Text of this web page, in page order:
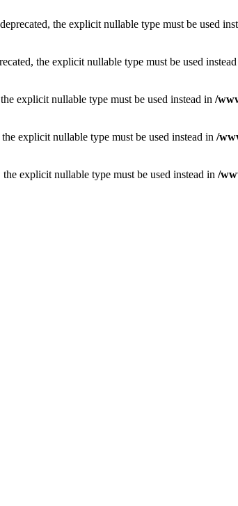
the explicit nullable type must be used
the explicit nullable type must be used
explicit nullable type must be used instead in /
explicit nullable type must be used instead in /
explicit nullable type must be used instead in /